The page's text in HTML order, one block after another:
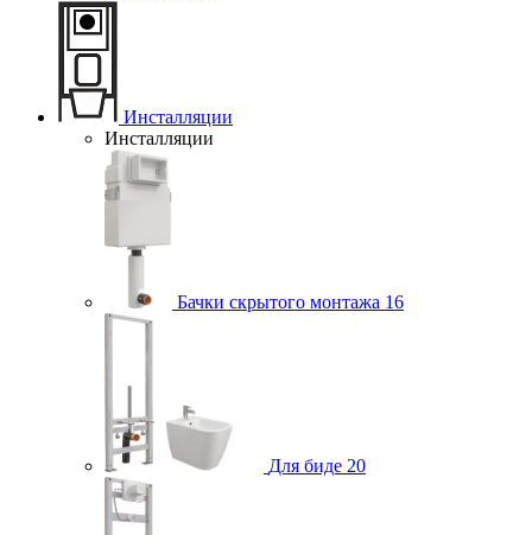
Инсталляции
Инсталляции
Бачки скрытого монтажа 16
Для биде 20